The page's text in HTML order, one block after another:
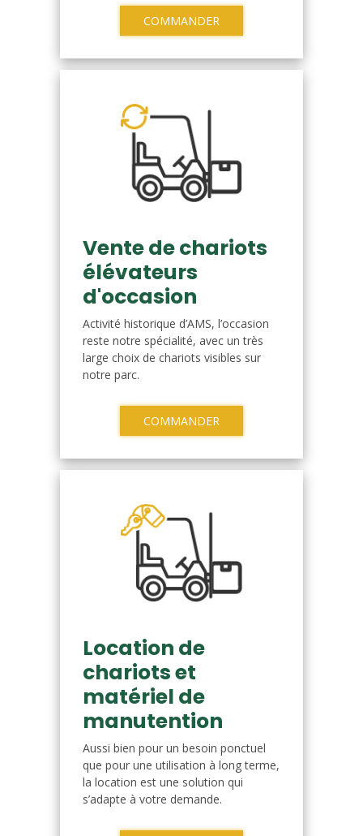
COMMANDER
Vente de chariots
élévateurs
d'occasion
Activité historique d’AMS, l’occasion
reste notre spécialité, avec un très
large choix de chariots visibles sur
notre parc.
COMMANDER
Location de
chariots et
matériel de
manutention
Aussi bien pour un besoin ponctuel
que pour une utilisation à long terme,
la location est une solution qui
s’adapte à votre demande.